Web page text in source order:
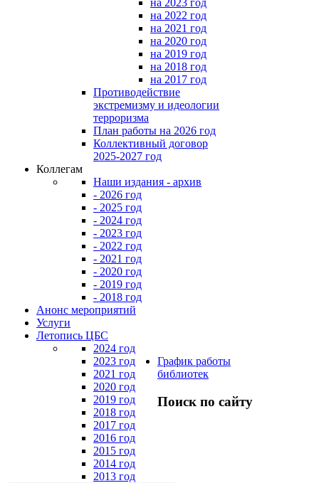
на 2023 год
на 2022 год
на 2021 год
на 2020 год
на 2019 год
на 2018 год
на 2017 год
Противодействие
экстремизму и идеологии
терроризма
План работы на 2026 год
Коллективный договор
2025-2027 год
Коллегам
Наши издания - архив
- 2026 год
- 2025 год
- 2024 год
- 2023 год
- 2022 год
- 2021 год
- 2020 год
- 2019 год
- 2018 год
Анонс мероприятий
Услуги
Летопись ЦБС
2024 год
2023 год
2021 год
2020 год
2019 год
2018 год
2017 год
2016 год
2015 год
2014 год
2013 год
График работы
библиотек
Поиск по сайту